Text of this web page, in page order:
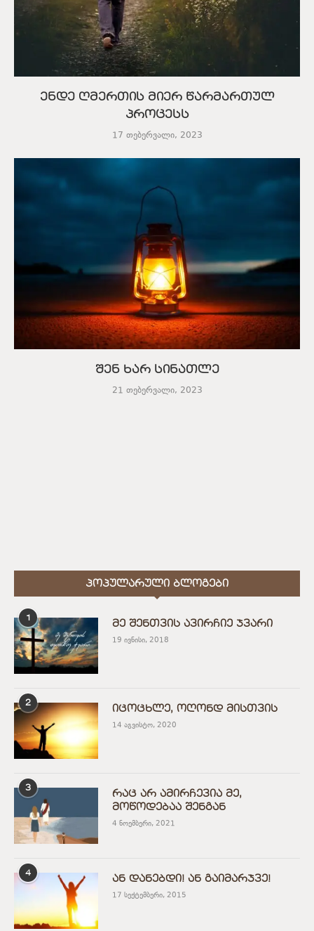
ენდე ღმერთის მიერ წარმართულ
პროცესს
17 თებერვალი, 2023
შენ ხარ სინათლე
21 თებერვალი, 2023
ᲞᲝᲞᲣᲚᲐᲠᲣᲚᲘ ᲑᲚᲝᲒᲔᲑᲘ
1
მე შენთვის ავირჩიე ჯვარი
19 ივნისი, 2018
2
იცოცხლე, ოღონდ მისთვის
14 აგვისტო, 2020
3
რაც არ ამირჩევია მე,
მოწოდებაა შენგან
4 ნოემბერი, 2021
4
ან დანებდი! ან გაიმარჯვე!
17 სექტემბერი, 2015